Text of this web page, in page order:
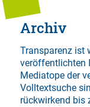
Archiv
Transparenz ist
veröffentlichten
Mediatope der
Volltextsuche
rückwirkend bis